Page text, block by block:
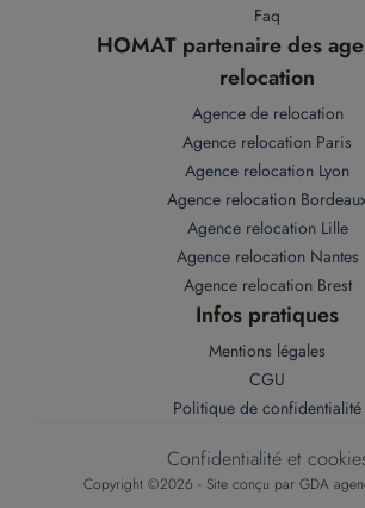
Faq
HOMAT partenaire des
relocation
Agence de relocation
Agence relocation Paris
Agence relocation Lyon
Agence relocation
Agence relocation Lille
Agence relocation Nantes
Agence relocation Brest
Infos pratiques
Mentions légales
CGU
Politique de confidentialité
Copyright ©2026 - Site conçu par GDA
Confidentialité et